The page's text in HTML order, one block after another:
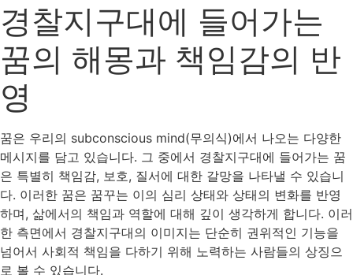
경찰지구대에 들어가는
꿈의 해몽과 책임감의 반
영
꿈은 우리의 subconscious mind(무의식)에서 나오는 다양한
메시지를 담고 있습니다. 그 중에서 경찰지구대에 들어가는 꿈
은 특별히 책임감, 보호, 질서에 대한 갈망을 나타낼 수 있습니
다. 이러한 꿈은 꿈꾸는 이의 심리 상태와 상태의 변화를 반영
하며, 삶에서의 책임과 역할에 대해 깊이 생각하게 합니다. 이러
한 측면에서 경찰지구대의 이미지는 단순히 권위적인 기능을
넘어서 사회적 책임을 다하기 위해 노력하는 사람들의 상징으
로 볼 수 있습니다.